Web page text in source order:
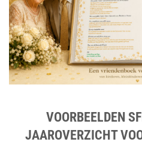
VOORBEELDEN
JAAROVERZICHT